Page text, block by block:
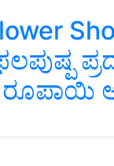
ರೂಪಾಯಿ